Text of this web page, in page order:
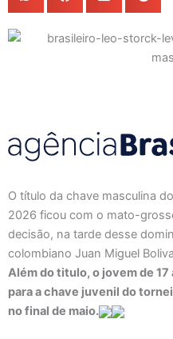
O título da chave masculina
2026 ficou com o mato-
decisão, na tarde desse
colombiano Juan Miguel
Além do titulo, o jovem de
para a chave juvenil do
no final de maio.